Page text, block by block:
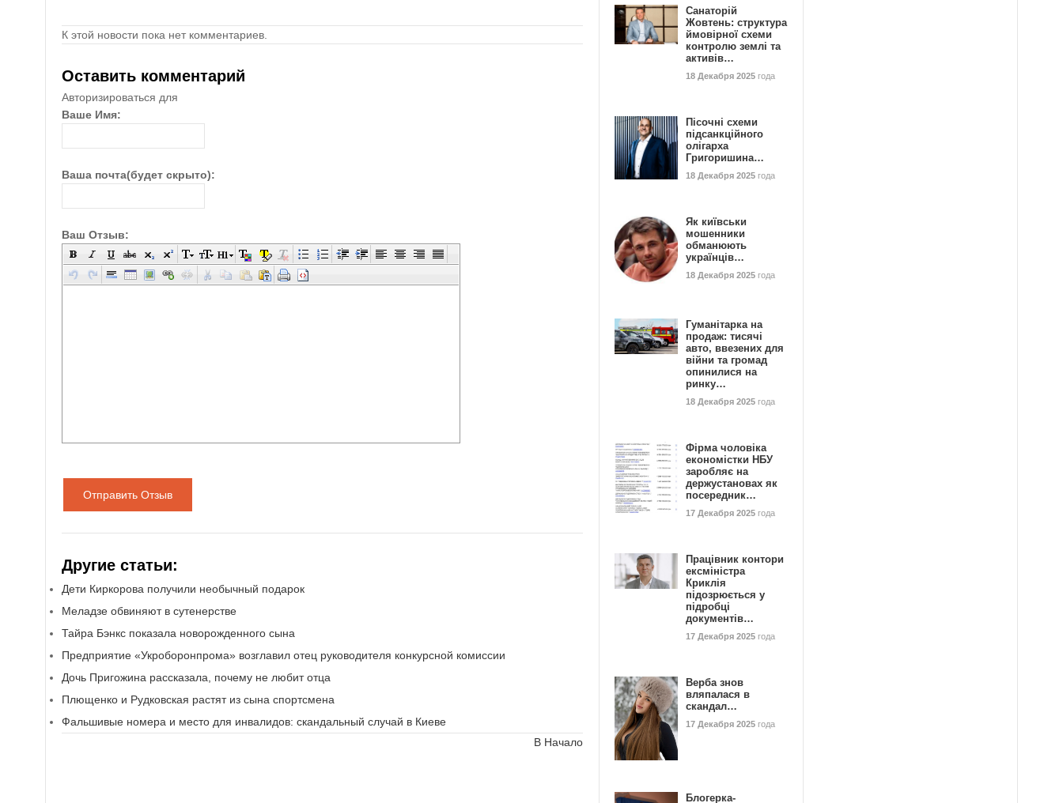
К этой новости пока нет комментариев.
Оставить комментарий
Авторизироваться для
Ваше Имя:
Ваша почта(будет скрыто):
Ваш Отзыв:
Отправить Отзыв
Другие статьи:
Дети Киркорова получили необычный подарок
Меладзе обвиняют в сутенерстве
Тайра Бэнкс показала новорожденного сына
Предприятие «Укроборонпрома» возглавил отец руководителя конкурсной комиссии
Дочь Пригожина рассказала, почему не любит отца
Плющенко и Рудковская растят из сына спортсмена
Фальшивые номера и место для инвалидов: скандальный случай в Киеве
В Начало
Санаторій
Жовтень: структура
ймовірної схеми
контролю землі та
активів…
18 Декабря 2025 года
Пісочні схеми
підсанкційного
олігарха
Григоришина…
18 Декабря 2025 года
Як київськи
мошенники
обманюють
українців…
18 Декабря 2025 года
Гуманітарка на
продаж: тисячі
авто, ввезених для
війни та громад
опинилися на
ринку…
18 Декабря 2025 года
Фірма чоловіка
економістки НБУ
заробляє на
держустановах як
посередник…
17 Декабря 2025 года
Працівник контори
ексміністра
Криклія
підозрюється у
підробці
документів…
17 Декабря 2025 года
Верба знов
вляпалася в
скандал…
17 Декабря 2025 года
Блогерка-